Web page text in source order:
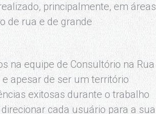
principalmente, em áreas
de rua e de grande
na equipe de Consultório na Rua
apesar de ser um território
exitosas durante o trabalho
cada usuário para a sua